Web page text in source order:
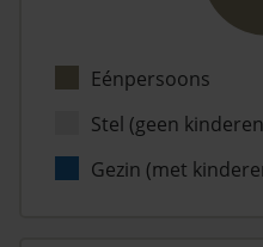
Eénpersoons
Stel (geen
Gezin (met